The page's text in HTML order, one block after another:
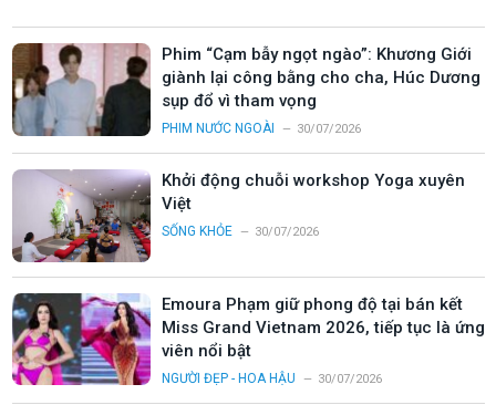
Phim “Cạm bẫy ngọt ngào”: Khương Giới
giành lại công bằng cho cha, Húc Dương
sụp đổ vì tham vọng
PHIM NƯỚC NGOÀI 30/07/2026
Khởi động chuỗi workshop Yoga xuyên
Việt
SỐNG KHỎE 30/07/2026
Emoura Phạm giữ phong độ tại bán kết
Miss Grand Vietnam 2026, tiếp tục là ứng
viên nổi bật
NGƯỜI ĐẸP - HOA HẬU 30/07/2026